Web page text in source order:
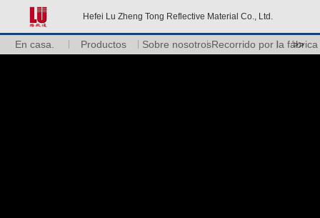
Hefei Lu Zheng Tong Reflective Material Co., Ltd.
En casa. Productos Sobre nosotrosRecorrido por la fábrica
>>